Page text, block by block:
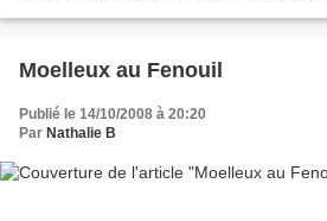
Moelleux au Fenouil
Publié le 14/10/2008 à 20:20
Par Nathalie B